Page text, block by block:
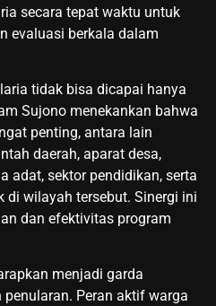
secara tepat waktu untuk
evaluasi berkala dalam
tidak bisa dicapai hanya
Sujono menekankan bahwa
penting, antara lain
daerah, aparat desa,
adat, sektor pendidikan, serta
di wilayah tersebut. Sinergi ini
dan efektivitas program
menjadi garda
Peran aktif warga